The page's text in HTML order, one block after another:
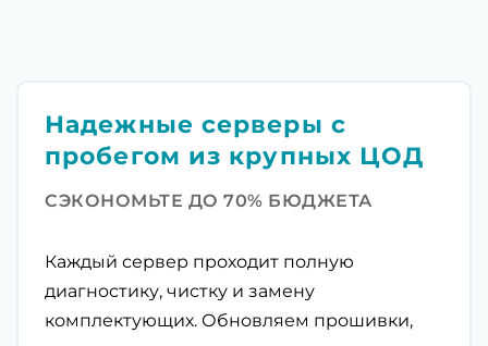
Надежные серверы с
пробегом из крупных ЦОД
СЭКОНОМЬТЕ ДО 70% БЮДЖЕТА
Каждый сервер проходит полную
диагностику, чистку и замену
комплектующих. Обновляем прошивки,